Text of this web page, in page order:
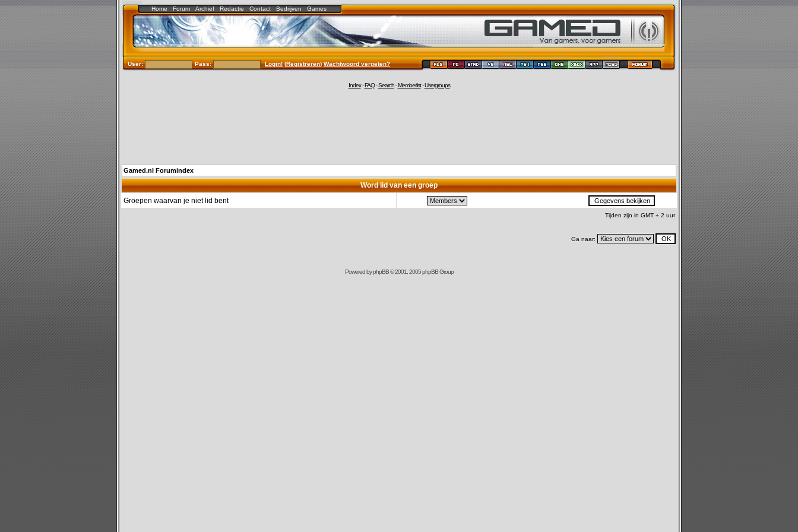
Home Forum Archief Redactie Contact Bedrijven Games
User: Pass: Login!(Registreren)Wachtwoord vergeten?
Index-FAQ-Search-Memberlist-Usergroups
Gamed.nl Forumindex
Word lid van een groep
Groepen waarvan je niet lid bent
Tijden zijn in GMT + 2 uur
Ga naar:
Powered byphpBB© 2001, 2005 phpBB Group